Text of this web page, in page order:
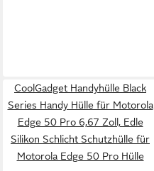
CoolGadget Handyhülle Black
Series Handy Hülle für Motorola
Edge 50 Pro 6,67 Zoll, Edle
Silikon Schlicht Schutzhülle für
Motorola Edge 50 Pro Hülle